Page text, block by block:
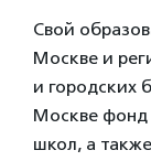
Свой
Москве и
и городских
Москве фонд
школ, а